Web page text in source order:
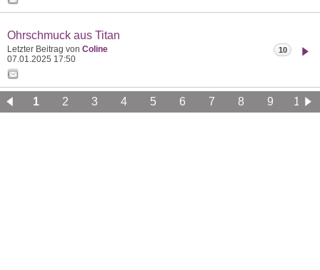
Ohrschmuck aus Titan
Letzter Beitrag von Coline
07.01.2025 17:50
10
1 2 3 4 5 6 7 8 9
10